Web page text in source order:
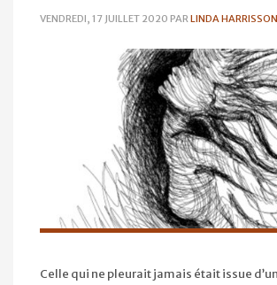
VENDREDI, 17 JUILLET 2020 PARLINDA HARRISSON
Celle qui ne pleurait jamais était issue